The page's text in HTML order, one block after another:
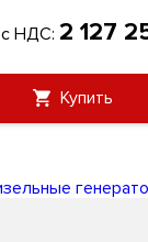
НДС: 2 127
Купить